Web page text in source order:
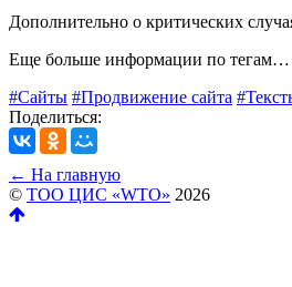
Дополнительно о критических
Еще больше информации по тегам…
#Сайты #Продвижение сайта
Поделиться:
← На главную
© ТОО ЦИС «WTO» 2026